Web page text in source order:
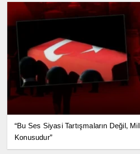
“Bu Ses Siyasi Tartışmaların Değil,
Konusudur”